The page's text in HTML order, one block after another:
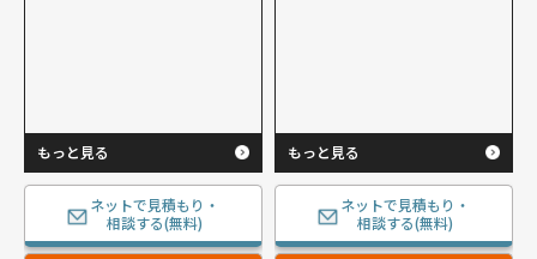
もっと見る
ネットで見積もり・
相談する(無料)
もっと見る
ネットで見積もり・
相談する(無料)